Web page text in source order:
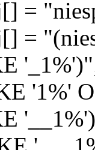
=
=
'1%'